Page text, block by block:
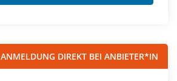
ANMELDUNG DIREKT BEI ANBIETER*IN